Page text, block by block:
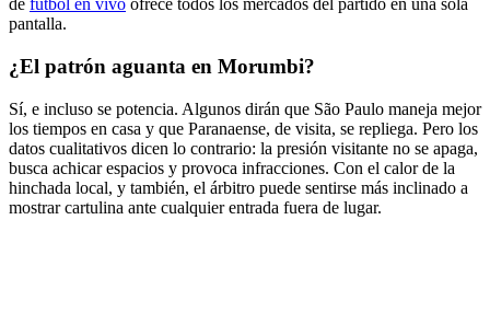
de fútbol en vivo ofrece todos los mercados del partido en una sola
pantalla.
¿El patrón aguanta en Morumbi?
Sí, e incluso se potencia. Algunos dirán que São Paulo maneja mejor
los tiempos en casa y que Paranaense, de visita, se repliega. Pero los
datos cualitativos dicen lo contrario: la presión visitante no se apaga,
busca achicar espacios y provoca infracciones. Con el calor de la
hinchada local, y también, el árbitro puede sentirse más inclinado a
mostrar cartulina ante cualquier entrada fuera de lugar.